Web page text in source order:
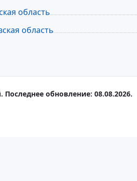
область
область
обновление: 08.08.2026.